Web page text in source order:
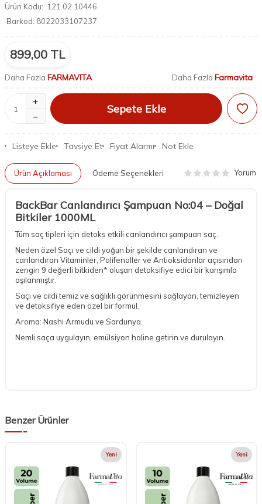
Ürün Kodu: 121.02.10446
Barkod: 8022033107237
899,00 TL
Daha Fazla FARMAVITA Daha Fazla Farmavita
Sepete Ekle
Listeye Ekle Tavsiye Et Fiyat Alarmı Not Ekle
Ürün Açıklaması Ödeme Seçenekleri Yorum
BackBar Canlandırıcı Şampuan No:04 – Doğal
Bitkiler 1000ML
Tüm saç tipleri için detoks etkili canlandırıcı şampuan saç.
Neden özel Saçı ve cildi yoğun bir şekilde canlandıran ve
canlandıran Vitaminler, Polifenoller ve Antioksidanlar açısından
zengin 9 değerli bitkiden* oluşan detoksifiye edici bir karışımla
aşılanmıştır.
Saçı ve cildi temiz ve sağlıklı görünmesini sağlayan, temizleyen
ve detoksifiye eden özel bir formül.
Aroma: Nashi Armudu ve Sardunya.
Nemli saça uygulayın, emülsiyon haline getirin ve durulayın.
Benzer Ürünler
Yeni Yeni